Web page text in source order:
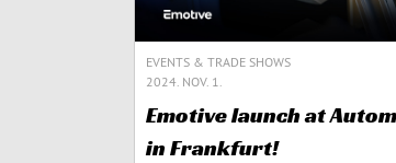
EVENTS & TRADE SHOWS
2024. NOV. 1.
Emotive launch at
in Frankfurt!